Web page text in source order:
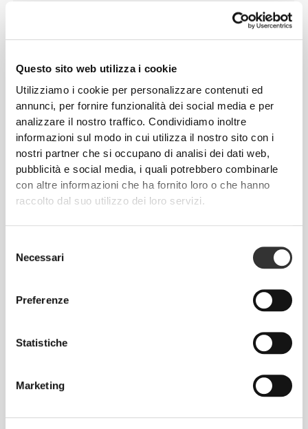
Questo sito web utilizza i cookie
Utilizziamo i cookie per personalizzare contenuti ed
annunci, per fornire funzionalità dei social media e per
analizzare il nostro traffico. Condividiamo inoltre
informazioni sul modo in cui utilizza il nostro sito con i
nostri partner che si occupano di analisi dei dati web,
pubblicità e social media, i quali potrebbero combinarle
con altre informazioni che ha fornito loro o che hanno
raccolto dal suo utilizzo dei loro servizi.
delNecessari
Preferenze
Statistiche
Marketing
PoliStretch© è la nostra versatilissima tecnologia
delle fibre sviluppata in laboratorio, che offre il
giusto livello di compressione e un ottimo potere di
elasticità, per migliori prestazioni, supporto e
comodità. PoliStretch© ti tiene al fresco e
all'asciutto e favorisce la libertà di movimento.
IL NOSTRO MARCHIO È IL
Il nostro abbigliamento è sinonimo di comodità.